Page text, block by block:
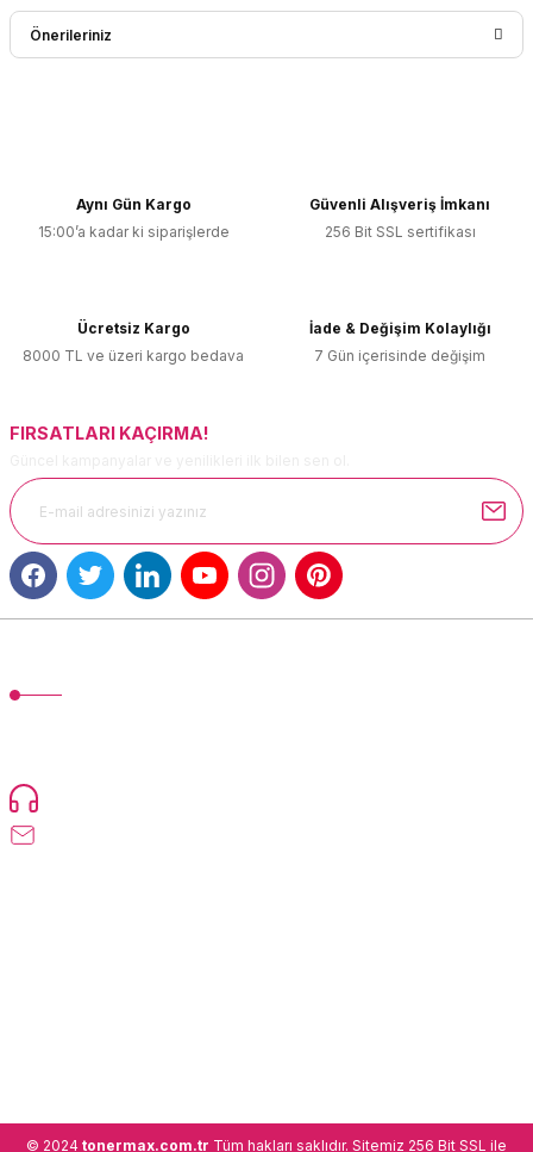
Bu ürüne ilk yorumu siz yapın!
Önerileriniz
Ürün resmi kalitesiz, bozuk veya görüntülenemiyor.
Ürün fiyatı diğer sitelerden daha pahalı.
Bu ürüne benzer farklı alternatifler olmalı.
Aynı Gün Kargo
15:00’a kadar ki siparişlerde
Güvenli Alışveriş İmkanı
256 Bit SSL sertifikası
Ücretsiz Kargo
8000 TL ve üzeri kargo bedava
İade & Değişim Kolaylığı
7 Gün içerisinde değişim
FIRSATLARI KAÇIRMA!
© 2024 tonermax.com.tr Tüm hakları saklıdır. Sitemiz 256 Bit SSL ile